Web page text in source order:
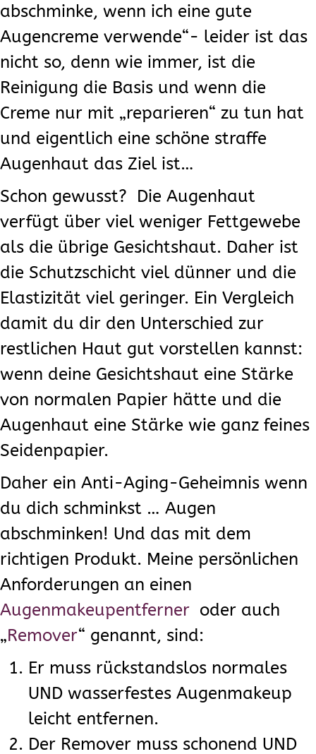
abschminke, wenn ich eine gute
Augencreme verwende“- leider ist das
nicht so, denn wie immer, ist die
Reinigung die Basis und wenn die
Creme nur mit „reparieren“ zu tun hat
und eigentlich eine schöne straffe
Augenhaut das Ziel ist…
Schon gewusst? Die Augenhaut
verfügt über viel weniger Fettgewebe
als die übrige Gesichtshaut. Daher ist
die Schutzschicht viel dünner und die
Elastizität viel geringer. Ein Vergleich
damit du dir den Unterschied zur
restlichen Haut gut vorstellen kannst:
wenn deine Gesichtshaut eine Stärke
von normalen Papier hätte und die
Augenhaut eine Stärke wie ganz feines
Seidenpapier.
Daher ein Anti-Aging-Geheimnis wenn
du dich schminkst … Augen
abschminken! Und das mit dem
richtigen Produkt. Meine persönlichen
Anforderungen an einen
Augenmakeupentferner oder auch
„Remover“ genannt, sind:
Er muss rückstandslos normales
UND wasserfestes Augenmakeup
leicht entfernen.
Der Remover muss schonend UND